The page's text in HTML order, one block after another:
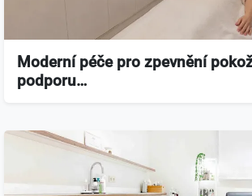
Moderní péče pro zpevnění
podporu…